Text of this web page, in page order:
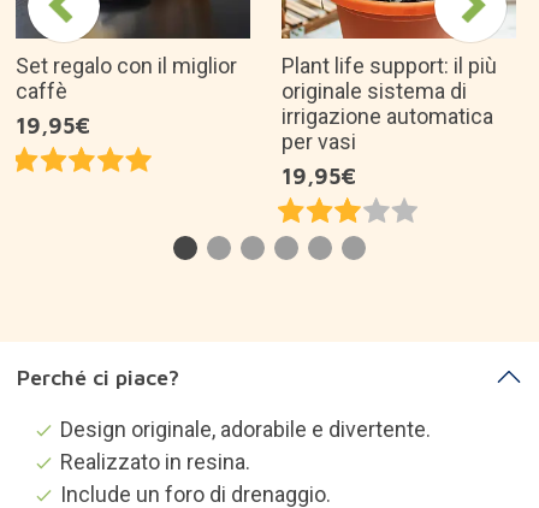
Set regalo con il miglior
caffè
19,95€
Plant life support: il più
originale sistema di
irrigazione automatica
per vasi
19,95€
Perché ci piace?
Design originale, adorabile e divertente.
Realizzato in resina.
Include un foro di drenaggio.